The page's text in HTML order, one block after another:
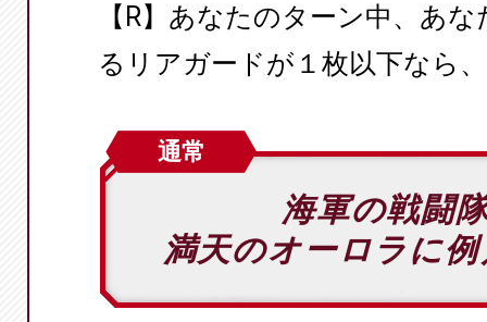
【R】あなたのターン中、あ
るリアガードが１枚以下なら
通常
海軍の戦闘
満天のオーロラに